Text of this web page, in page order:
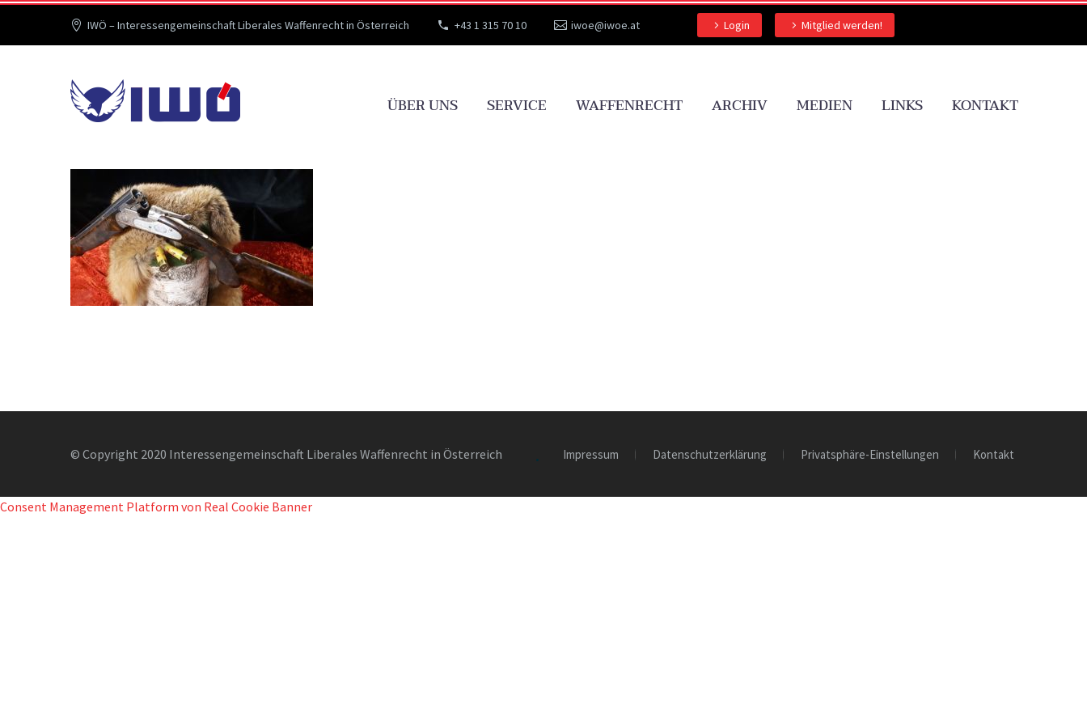
IWÖ – Interessengemeinschaft Liberales Waffenrecht in Österreich +43 1 315 70 10 iwoe@iwoe.at Login Mitglied werden!
ÜBER UNS SERVICE WAFFENRECHT ARCHIV MEDIEN LINKS KONTAKT
© Copyright 2020 Interessengemeinschaft Liberales Waffenrecht in Österreich Impressum Datenschutzerklärung Privatsphäre-Einstellungen Kontakt
Consent Management Platform von Real Cookie Banner